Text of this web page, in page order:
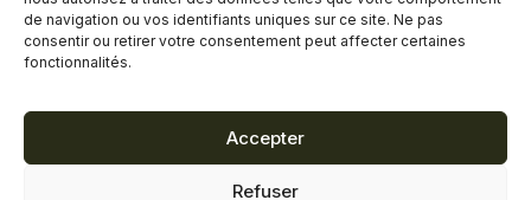
de navigation ou vos identifiants uniques sur ce site. Ne pas
consentir ou retirer votre consentement peut affecter certaines
fonctionnalités.
Accepter
Refuser
Jeudi
9h00 à 20h00
Vendredi
9h00 à 18h00
Dimanche
11h00 à 16h30